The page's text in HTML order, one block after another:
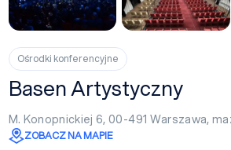
Ośrodki konferencyjne
Basen Artystyczny
M. Konopnickiej 6, 00-491 Warszawa,
ZOBACZ NA MAPIE